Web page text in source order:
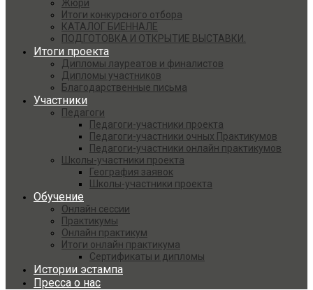
Жюри
Итоги конкурсного отбора
КАТАЛОГ БИЕННАЛЕ
ПОДГОТОВКА И ОТКРЫТИЕ ВЫСТАВКИ.
Итоги проекта
Дипломы лауреатов и финалистов
Дипломы участников
Благодарственные письма
Участники
Педагоги
Педагоги-участники проекта
Педагоги-участники очных Практикумов
Педагоги-участники онлайн практикумов
Школы-участники проекта
География заявок
Школы-участники проекта
Обучение
Онлайн сессии
Практикумы
Онлайн практикум
Итоги онлайн практикума
Сертификаты и дипломы
Истории эстампа
Пресса о нас